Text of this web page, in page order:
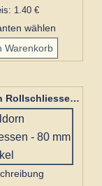
1.40 €
wählen
Doppeldorn Rollschliessen - 80 mm - 377 Nickel